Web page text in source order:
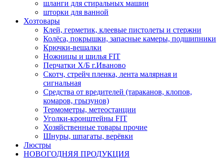
шланги для стиральных машин
шторки для ванной
Хозтовары
Клей, герметик, клеевые пистолеты и стержни
Колёса, покрышки, запасные камеры, подшипники
Крючки-вешалки
Ножницы и шилья FIT
Перчатки Х/Б г.Иваново
Скотч, стрейч пленка, лента малярная и
сигнальная
Средства от вредителей (тараканов, клопов,
комаров, грызунов)
Термометры, метеостанции
Уголки-кронштейны FIT
Хозяйственные товары прочие
Шнуры, шпагаты, верёвки
Люстры
НОВОГОДНЯЯ ПРОДУКЦИЯ